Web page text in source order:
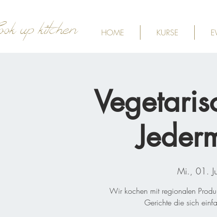
up kitchen HOME KURSE
Mi., 01.
Wir kochen mit regionalen